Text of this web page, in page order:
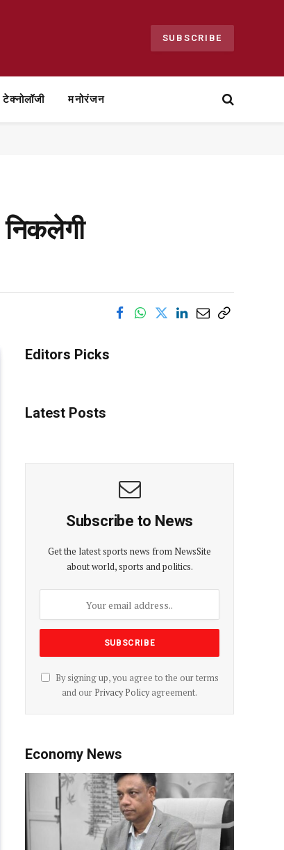
SUBSCRIBE
टेक्नोलॉजी मनोरंजन
Editors Picks
Latest Posts
Subscribe to News
Get the latest sports news from NewsSite
about world, sports and politics.
By signing up, you agree to the our terms
and our Privacy Policyagreement.
Economy News